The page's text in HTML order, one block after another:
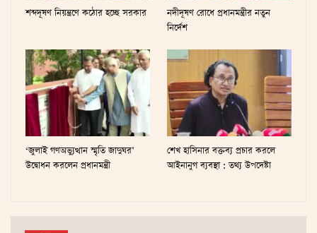
শব্দদূষণ নিয়ন্ত্রণে কঠোর হচ্ছে সরকার
নদীদূষণ রোধে প্রধানমন্ত্রীর নতুন
নির্দেশ
‘জুলাই গণঅভ্যুত্থান স্মৃতি জাদুঘর’
উদ্বোধন করলেন প্রধানমন্ত্রী
শেখ হাসিনার বক্তব্য প্রচার করলে
আইনানুগ ব্যবস্থা : তথ্য উপদেষ্টা